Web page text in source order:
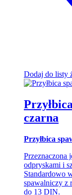
Dodaj do listy
czarna
Przyłbica
Przeznaczona
odpryskami i
Standardowo
spawalniczy z
do 13 DIN.